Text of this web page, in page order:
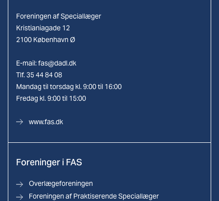
Foreningen af Speciallæger
Kristianiagade 12
2100 København Ø
E-mail:fas@dadl.dk
Tlf. 35 44 84 08
Mandag til torsdag kl. 9:00 til 16:00
Fredag kl. 9:00 til 15:00
www.fas.dk
Foreninger i FAS
Overlægeforeningen
Foreningen af Praktiserende Speciallæger